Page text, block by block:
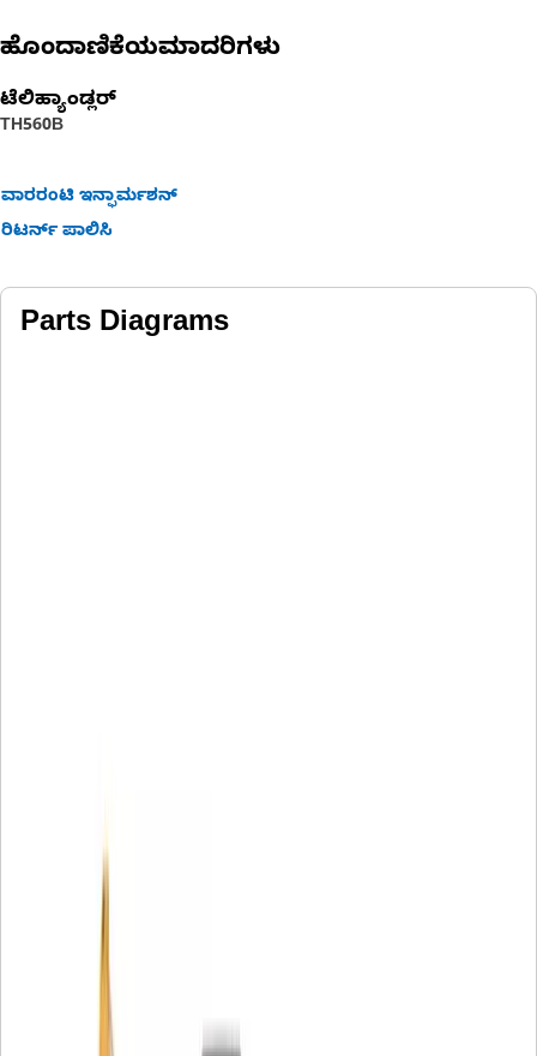
ಹೊಂದಾಣಿಕೆಯಮಾದರಿಗಳು
ಟೆಲಿಹ್ಯಾಂಡ್ಲರ್
TH560B
ವಾರರಂಟಿ ಇನ್ಫಾರ್ಮಶನ್
ರಿಟರ್ನ್ ಪಾಲಿಸಿ
Parts Diagrams